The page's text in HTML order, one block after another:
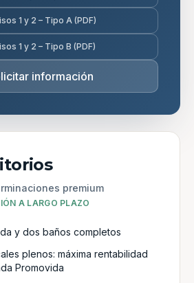
1 y 2 – Tipo A (PDF)
1 y 2 – Tipo B (PDF)
información
premium
A LARGO PLAZO
y dos baños completos
plenos: máxima rentabilidad
Promovida